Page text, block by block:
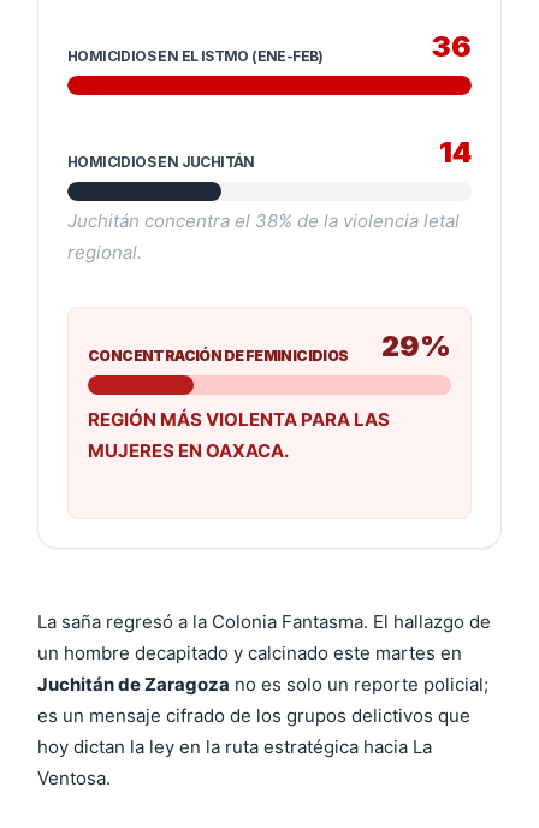
HOMICIDIOS EN EL ISTMO (ENE-FEB) 36
HOMICIDIOS EN JUCHITÁN 14
Juchitán concentra el 38% de la violencia letal
regional.
CONCENTRACIÓN DE FEMINICIDIOS 29%
REGIÓN MÁS VIOLENTA PARA LAS
MUJERES EN OAXACA.
La saña regresó a la Colonia Fantasma. El hallazgo de
un hombre decapitado y calcinado este martes en
Juchitán de Zaragoza no es solo un reporte policial;
es un mensaje cifrado de los grupos delictivos que
hoy dictan la ley en la ruta estratégica hacia La
Ventosa.